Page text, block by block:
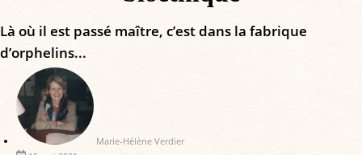
Là où il est passé maître, c’est dans la fabrique
d’orphelins...
Marie-Hélène Verdier